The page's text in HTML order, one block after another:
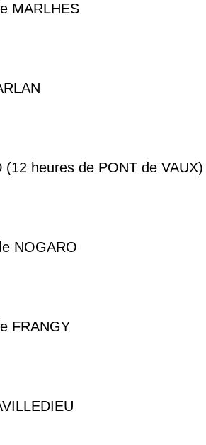
MARLHES
(12 heures de PONT de VAUX)
NOGARO
FRANGY